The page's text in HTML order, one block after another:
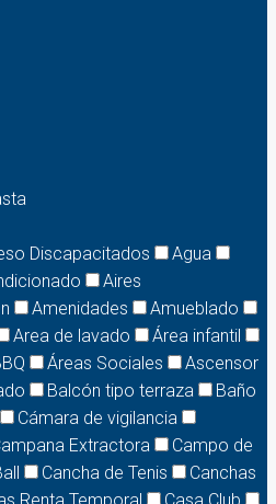
Discapacitados
Agua
Aires
Amenidades
Amueblado
Area de lavado
Área infantil
Áreas Sociales
Ascensor
Balcón tipo terraza
Baño
Cámara de vigilancia
Extractora
Campo de
Cancha de Tenis
Canchas
Renta Temporal Casa Club